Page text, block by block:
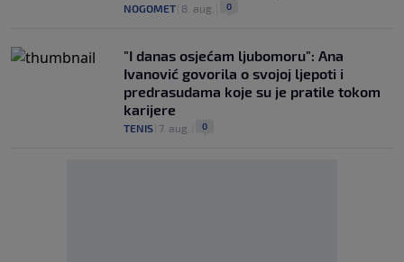
NOGOMET 8. aug. 0
"I danas osjećam ljubomoru": Ana
Ivanović govorila o svojoj ljepoti i
predrasudama koje su je pratile tokom
karijere
TENIS 7. aug. 0